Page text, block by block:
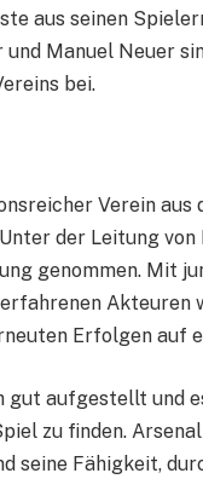
aus seinen
und Manuel Neuer
bei.
Verein
der Leitung
genommen. Mit
Erfolgen auf
aufgestellt und
zu finden.
seine Fähigkeit,